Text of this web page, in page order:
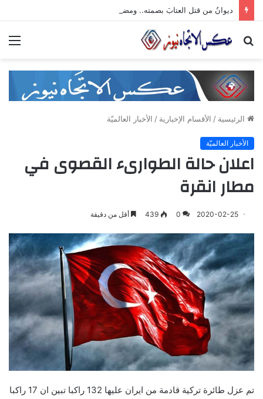
ديوانُ من قتل العتابَ بصمته.. ومضى خلف الأبوابِ يجرُّ ماضيه
بحث
الرئيسية / الأقسام الإخبارية / الأخبار العالميّة
الأخبار العالميّة
اعلان حالة الطوارىء القصوى في
مطار انقرة
2020-02-25
0
439 أقل من دقيقة
تم عزل طائرة تركية قادمة من ايران عليها 132 راكبا تبين ان 17 راكبا